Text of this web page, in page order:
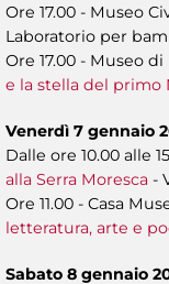
Ore 17.00 - Museo
Laboratorio per
Ore 17.00 - Museo
e la stella del primo
Venerdì 7 gennaio
Dalle ore 10.00 alle
alla Serra Moresca -
Ore 11.00 - Casa
letteratura, arte e
Sabato 8 gennaio